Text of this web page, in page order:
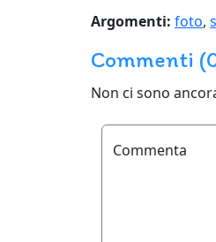
Argomenti: foto,
Commenti
Non ci sono
Commenta